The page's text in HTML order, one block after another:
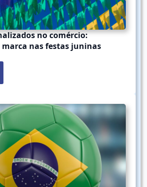
no comércio:
nas festas juninas